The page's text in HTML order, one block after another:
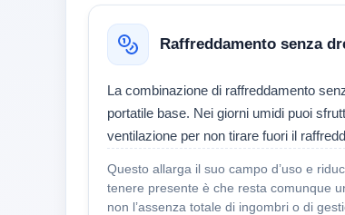
Raffreddamento senza
La combinazione di raffreddamento
portatile base. Nei giorni umidi puoi
ventilazione per non tirare fuori il
Questo allarga il suo campo d’uso e
tenere presente è che resta comunque
non l’assenza totale di ingombri o di